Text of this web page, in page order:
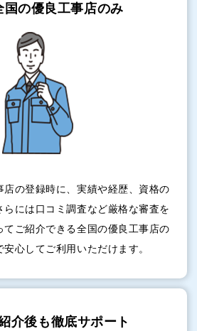
国の優良工事店のみ
店の登録時に、実績や経歴、資格の
には口コミ調査など厳格な審査を
てご紹介できる全国の優良工事店の
心してご利用いただけます。
介後も徹底サポート